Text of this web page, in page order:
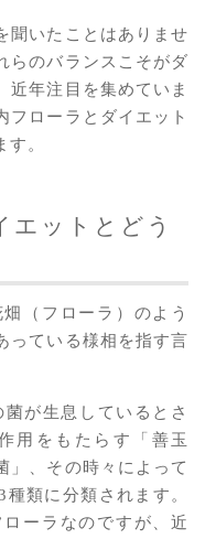
聞いたことはありませ
らのバランスこそがダ
近年注目を集めていま
フローラとダイエット
。
エットとどう
（フローラ）のよう
っている様相を指す言
が生息しているとさ
用をもたらす「善玉
」、その時々によって
類に分類されます。
ーラなのですが、近